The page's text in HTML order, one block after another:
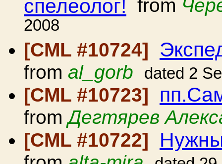
спелеолог! from
2008
[CML #10724]
from al_gorb dated 2
[CML #10723]
fromДегтярев
[CML #10722]